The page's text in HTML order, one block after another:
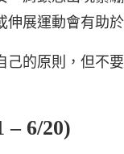
伸展運動會有助於
己的原則，但不
– 6/20)